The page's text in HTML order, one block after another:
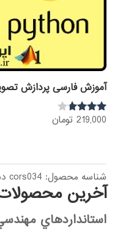
آموزش فارسی پردازش
نمره
219,000 تومان
شناسه محصول: cors034
آخرین
استانداردهاي